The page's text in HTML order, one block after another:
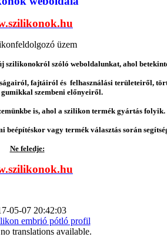
szóló weboldalunkat, ahol
fajtáiról és felhasználási területeiről,
gumikkal szembeni előnyeiről.
is, ahol a szilikon termék gyártás folyik.
vagy termék választás során
Ne feledje:
05-07 20:42:03
embrió pótló profil
translations available.